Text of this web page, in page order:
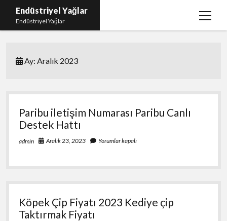
Endüstriyel Yağlar
Endüstriyel Yağlar
menüyü
Instagram Gizli Hesap Görme Uygulamasız
Sayfa Listesi
Ücretsiz Şifresiz Twitter Beğeni Hilesi
Ay:Aralık 2023
Paribu iletişim Numarası Paribu Canlı
Destek Hattı
admin Aralık 23, 2023 Yorumlar kapalı
Köpek Çip Fiyatı 2023 Kediye çip
Taktırmak Fiyatı